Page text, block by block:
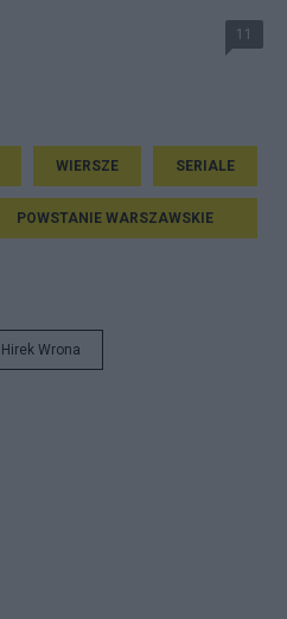
11
WIERSZE SERIALE
POWSTANIE WARSZAWSKIE
Hirek Wrona